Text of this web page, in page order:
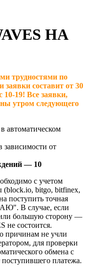
НА
трудностями по
составит от 30
10-19! Все заявки,
утром следующего
автоматическом
зависимости от
— 10
с учетом
(block.io, bitgo, bitfinex,
поступить точная
В случае, если
большую сторону —
не состоится.
причинам не учли
для проверки
обмена с
платежа.